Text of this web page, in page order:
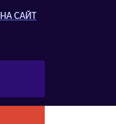
САЙТ